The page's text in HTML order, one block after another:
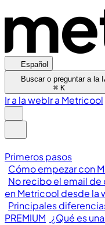
Español
Buscar o preguntar a la
⌘ K
Ir a la webIr a Metricool
Primeros pasos
Cómo empezar con
No recibo el email
en Metricool desde la
Principales
PREMIUM ¿Qué es